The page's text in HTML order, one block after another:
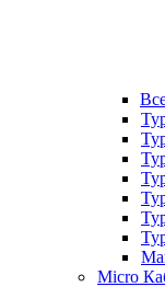
Micro